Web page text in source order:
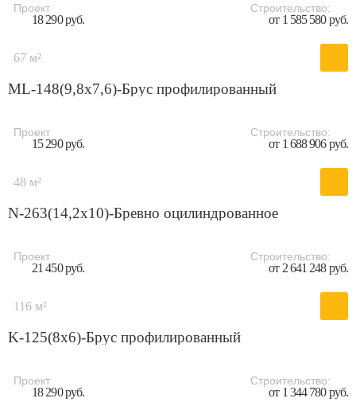
Проект
18 290 руб.
Строительство:
от 1 585 580 руб.
67 м²
ML-148(9,8х7,6)-Брус профилированный
Проект
15 290 руб.
Строительство:
от 1 688 906 руб.
48 м²
N-263(14,2x10)-Бревно оцилиндрованное
Проект
21 450 руб.
Строительство:
от 2 641 248 руб.
116 м²
K-125(8х6)-Брус профилированный
Проект
18 290 руб.
Строительство:
от 1 344 780 руб.